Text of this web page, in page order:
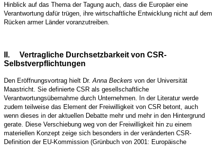
Hinblick auf das Thema der Tagung auch, dass die Europäer eine
Verantwortung dafür trügen, ihre wirtschaftliche Entwicklung nicht auf dem
Rücken armer Länder voranzutreiben.
II. Vertragliche Durchsetzbarkeit von CSR-
Selbstverpflichtungen
Den Eröffnungsvortrag hielt Dr. Anna Beckers von der Universität
Maastricht. Sie definierte CSR als gesellschaftliche
Verantwortungsübernahme durch Unternehmen. In der Literatur werde
zudem teilweise das Element der Freiwilligkeit von CSR betont, auch
wenn dieses in der aktuellen Debatte mehr und mehr in den Hintergrund
gerate. Diese Verschiebung weg von der Freiwilligkeit hin zu einem
materiellen Konzept zeige sich besonders in der veränderten CSR-
Definition der EU-Kommission (Grünbuch von 2001: Europäische